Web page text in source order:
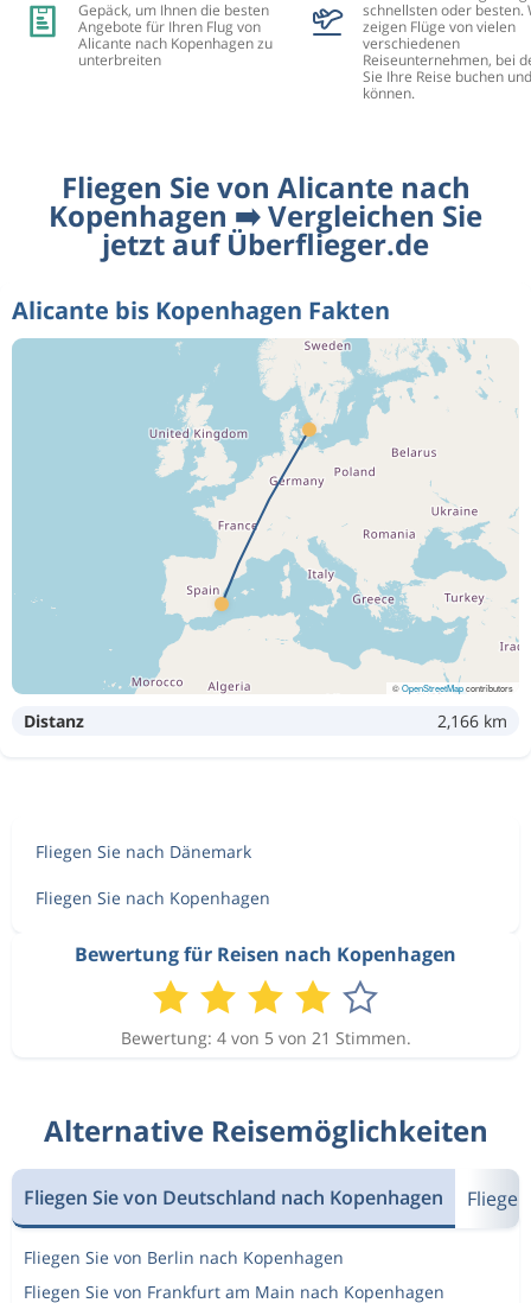
Gepäck, um Ihnen die besten
Angebote für Ihren Flug von
Alicante nach Kopenhagen zu
unterbreiten
schnellsten oder besten.
zeigen Flüge von vielen
verschiedenen
Reiseunternehmen, bei
Sie Ihre Reise buchen
können.
Fliegen Sie von Alicante nach
Kopenhagen ➡️ Vergleichen Sie
jetzt auf Überflieger.de
Alicante bis Kopenhagen Fakten
©OpenStreetMapcontributors
Distanz 2,166 km
Fliegen Sie nach Dänemark
Fliegen Sie nach Kopenhagen
Bewertung für Reisen nach Kopenhagen
Bewertung: 4 von 5 von 21 Stimmen.
Alternative Reisemöglichkeiten
Fliegen Sie von Deutschland nach Kopenhagen
Fliegen Sie von Berlin nach Kopenhagen
Fliegen Sie von Frankfurt am Main nach Kopenhagen